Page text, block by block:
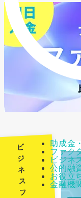
助成金
ファク
ビジネ
公的融
お役立
金融機
ビ
ジ
ネ
ス
フ